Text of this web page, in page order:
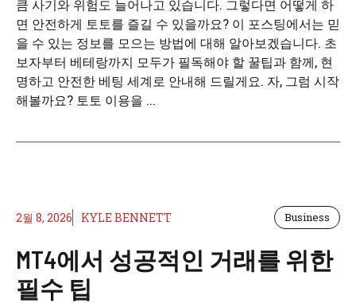
큼 사기와 위험도 늘어나고 있습니다. 그렇다면 어떻게 하
면 안전하게 토토를 즐길 수 있을까요? 이 포스팅에서는 믿
을 수 있는 정보를 모으는 방법에 대해 알아보겠습니다. 초
보자부터 베테랑까지 모두가 필독해야 할 꿀팁과 함께, 현
명하고 안전한 베팅 세계로 안내해 드릴게요. 자, 그럼 시작
해볼까요? 토토 이용을 ...
2월 8, 2026 KYLE BENNETT Business
MT4에서 성공적인 거래를 위한
필수 팁